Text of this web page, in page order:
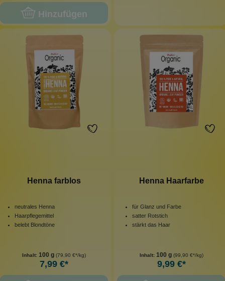
Hinzufügen
Henna farblos
neutrales Henna
Haarpflegemittel
belebt Blondtöne
Inhalt: 100 g (79,90 €*/kg)
7,99 €*
Henna Haarfarbe
für Glanz und Farbe
satter Rotstich
stärkt das Haar
Inhalt: 100 g (99,90 €*/kg)
9,99 €*